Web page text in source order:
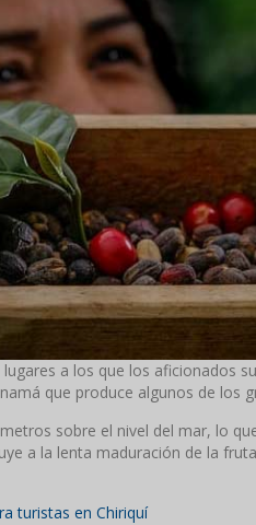
a los que los aficionados
que produce algunos de los
sobre el nivel del mar, lo
a la lenta maduración de la
turistas en Chiriquí